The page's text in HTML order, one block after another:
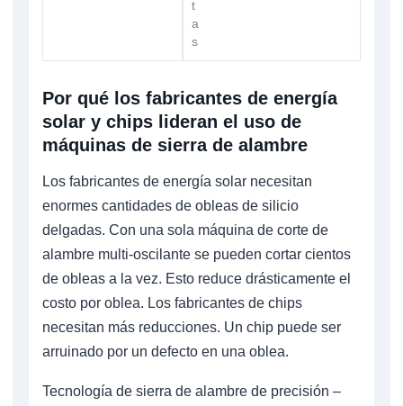
t
a
s
Por qué los fabricantes de energía
solar y chips lideran el uso de
máquinas de sierra de alambre
Los fabricantes de energía solar necesitan
enormes cantidades de obleas de silicio
delgadas. Con una sola máquina de corte de
alambre multi-oscilante se pueden cortar cientos
de obleas a la vez. Esto reduce drásticamente el
costo por oblea. Los fabricantes de chips
necesitan más reducciones. Un chip puede ser
arruinado por un defecto en una oblea.
Tecnología de sierra de alambre de precisión –